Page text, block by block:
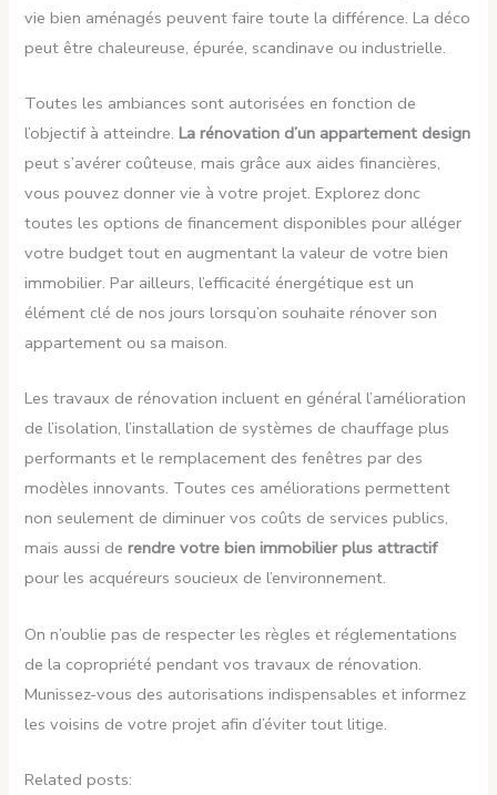
vie bien aménagés peuvent faire toute la différence. La déco
peut être chaleureuse, épurée, scandinave ou industrielle.
Toutes les ambiances sont autorisées en fonction de
l’objectif à atteindre.La rénovation d’un appartement design
peut s’avérer coûteuse, mais grâce aux aides financières,
vous pouvez donner vie à votre projet. Explorez donc
toutes les options de financement disponibles pour alléger
votre budget tout en augmentant la valeur de votre bien
immobilier. Par ailleurs, l’efficacité énergétique est un
élément clé de nos jours lorsqu’on souhaite rénover son
appartement ou sa maison.
Les travaux de rénovation incluent en général l’amélioration
de l’isolation, l’installation de systèmes de chauffage plus
performants et le remplacement des fenêtres par des
modèles innovants. Toutes ces améliorations permettent
non seulement de diminuer vos coûts de services publics,
mais aussi de rendre votre bien immobilier plus attractif
pour les acquéreurs soucieux de l’environnement.
On n’oublie pas de respecter les règles et réglementations
de la copropriété pendant vos travaux de rénovation.
Munissez-vous des autorisations indispensables et informez
les voisins de votre projet afin d’éviter tout litige.
Related posts: